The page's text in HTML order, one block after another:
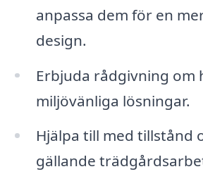
anpassa dem för en
design.
Erbjuda rådgivning om
miljövänliga lösningar.
Hjälpa till med tillstånd
gällande